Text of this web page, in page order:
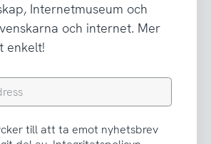
Internetmuseum och
och internet. Mer
enkelt!
till att ta emot nyhetsbrev